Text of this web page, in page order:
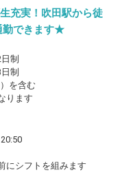
充実！吹田駅から徒
勤できます★
制
制
を含む
ります
にシフトを組みます